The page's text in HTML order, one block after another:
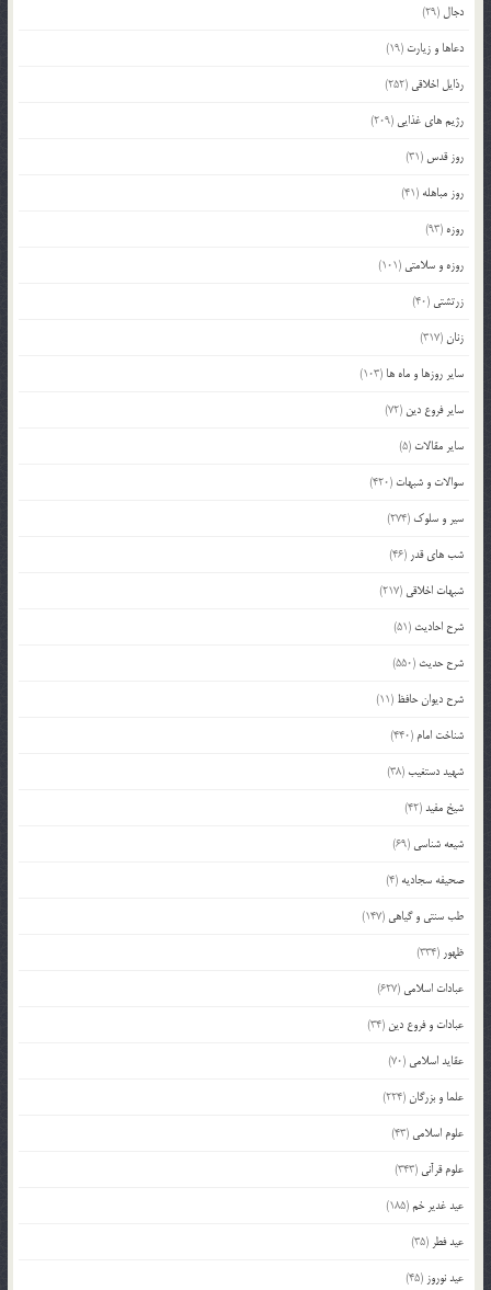
دجال (29)
دعاها و زیارت (19)
رذایل اخلاقی (252)
رژیم های غذایی (209)
روز قدس (31)
روز مباهله (41)
روزه (93)
روزه و سلامتی (101)
زرتشتی (40)
زنان(317)
سایر روزها و ماه ها (103)
سایر فروع دین (72)
سایر مقالات (5)
سوالات و شبهات (420)
سیر و سلوک (274)
شب های قدر (46)
شبهات اخلاقی (217)
شرح احادیث (51)
شرح حدیث (550)
شرح دیوان حافظ (11)
شناخت امام (440)
شهید دستغیب(38)
شیخ مفید(42)
شیعه شناسی (69)
صحیفه سجادیه (4)
طب سنتی و گیاهی (147)
ظهور (334)
عبادات اسلامی (627)
عبادات و فروع دین (34)
عقاید اسلامی (70)
علما و بزرگان(224)
علوم اسلامی (43)
علوم قرآنی (343)
عید غدیر خم(185)
عید فطر (35)
عید نوروز (45)